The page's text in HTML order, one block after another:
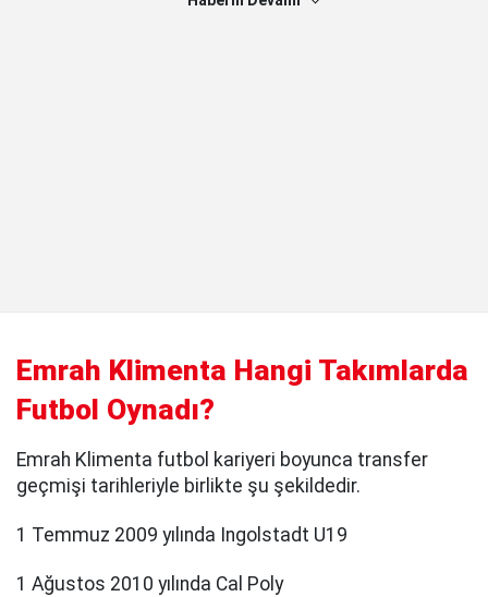
Emrah Klimenta Hangi Takımlarda
Futbol Oynadı?
Emrah Klimenta futbol kariyeri boyunca transfer
geçmişi tarihleriyle birlikte şu şekildedir.
1 Temmuz 2009 yılında Ingolstadt U19
1 Ağustos 2010 yılında Cal Poly